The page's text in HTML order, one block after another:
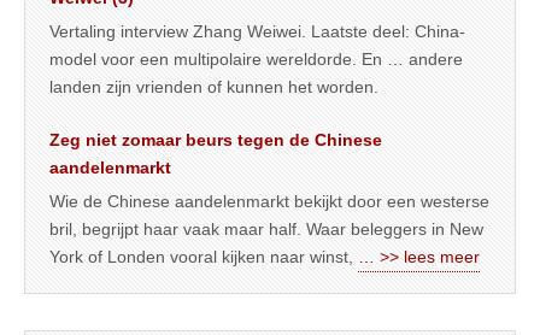
Vertaling interview Zhang Weiwei. Laatste deel: China-
model voor een multipolaire wereldorde. En … andere
landen zijn vrienden of kunnen het worden.
Zeg niet zomaar beurs tegen de Chinese
aandelenmarkt
Wie de Chinese aandelenmarkt bekijkt door een westerse
bril, begrijpt haar vaak maar half. Waar beleggers in New
York of Londen vooral kijken naar winst,
… >> lees meer